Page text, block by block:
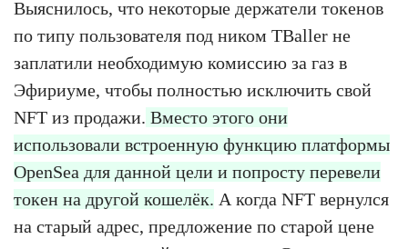
Выяснилось, что некоторые держатели токенов
по типу пользователя под ником TBaller не
заплатили необходимую комиссию за газ в
Эфириуме, чтобы полностью исключить свой
NFT из продажи. Вместо этого они
использовали встроенную функцию платформы
OpenSea для данной цели и попросту перевели
токен на другой кошелёк. А когда NFT вернулся
на старый адрес, предложение по старой цене